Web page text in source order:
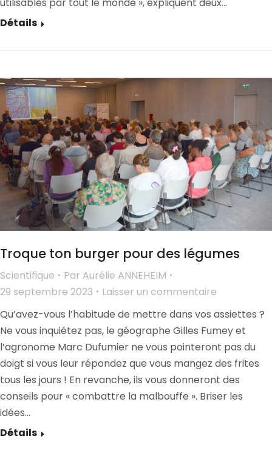
Détails
Troque ton burger pour des légumes
Scientifique Par Aurélie ANNEHEIM
29 septembre 2023
Laisser un commentaire
Qu’avez-vous l’habitude de mettre dans vos assiettes ?
Ne vous inquiétez pas, le géographe Gilles Fumey et
l’agronome Marc Dufumier ne vous pointeront pas du
doigt si vous leur répondez que vous mangez des frites
tous les jours ! En revanche, ils vous donneront des
conseils pour « combattre la malbouffe ». Briser les
idées…
Détails